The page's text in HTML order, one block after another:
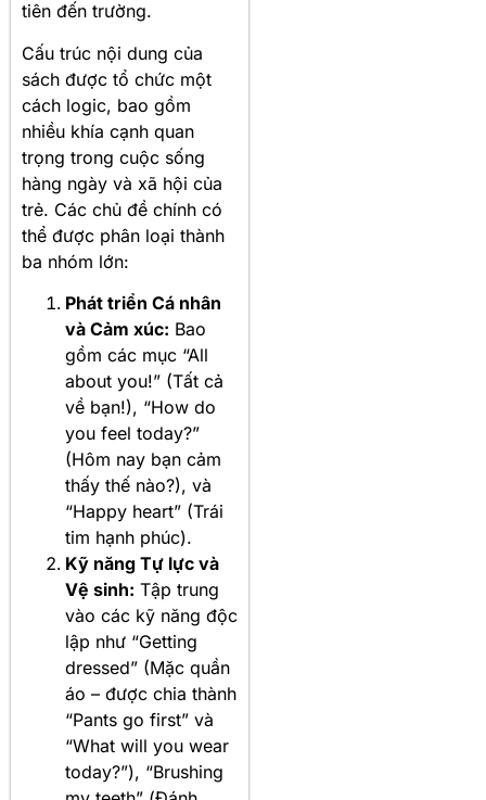
tiên đến trường.
Cấu trúc nội dung của
sách được tổ chức một
cách logic, bao gồm
nhiều khía cạnh quan
trọng trong cuộc sống
hàng ngày và xã hội của
trẻ. Các chủ đề chính có
thể được phân loại thành
ba nhóm lớn:
Phát triển Cá nhân
và Cảm xúc: Bao
gồm các mục “All
about you!” (Tất cả
về bạn!), “How do
you feel today?”
(Hôm nay bạn cảm
thấy thế nào?), và
“Happy heart” (Trái
tim hạnh phúc).
Kỹ năng Tự lực và
Vệ sinh: Tập trung
vào các kỹ năng độc
lập như “Getting
dressed” (Mặc quần
áo – được chia thành
“Pants go first” và
“What will you wear
today?”), “Brushing